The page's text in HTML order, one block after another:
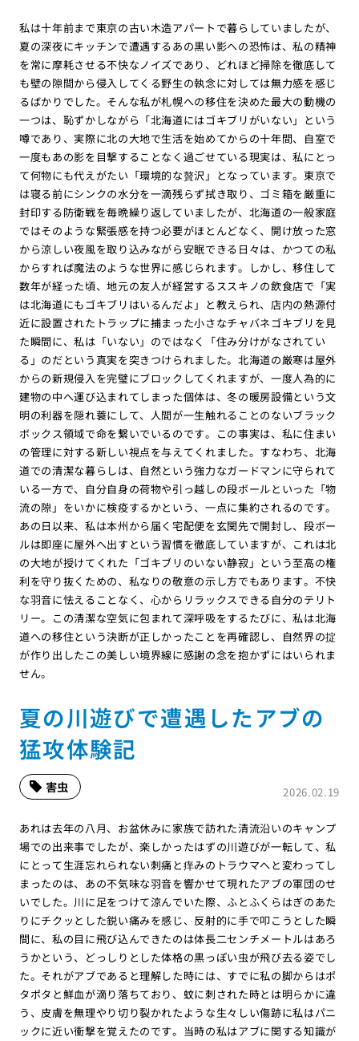
私は十年前まで東京の古い木造アパートで暮らしていましたが、
夏の深夜にキッチンで遭遇するあの黒い影への恐怖は、私の精神
を常に摩耗させる不快なノイズであり、どれほど掃除を徹底して
も壁の隙間から侵入してくる野生の執念に対しては無力感を感じ
るばかりでした。そんな私が札幌への移住を決めた最大の動機の
一つは、恥ずかしながら「北海道にはゴキブリがいない」という
噂であり、実際に北の大地で生活を始めてからの十年間、自室で
一度もあの影を目撃することなく過ごせている現実は、私にとっ
て何物にも代えがたい「環境的な贅沢」となっています。東京で
は寝る前にシンクの水分を一滴残らず拭き取り、ゴミ箱を厳重に
封印する防衛戦を毎晩繰り返していましたが、北海道の一般家庭
ではそのような緊張感を持つ必要がほとんどなく、開け放った窓
から涼しい夜風を取り込みながら安眠できる日々は、かつての私
からすれば魔法のような世界に感じられます。しかし、移住して
数年が経った頃、地元の友人が経営するススキノの飲食店で「実
は北海道にもゴキブリはいるんだよ」と教えられ、店内の熱源付
近に設置されたトラップに捕まった小さなチャバネゴキブリを見
た瞬間に、私は「いない」のではなく「住み分けがなされてい
る」のだという真実を突きつけられました。北海道の厳寒は屋外
からの新規侵入を完璧にブロックしてくれますが、一度人為的に
建物の中へ運び込まれてしまった個体は、冬の暖房設備という文
明の利器を隠れ蓑にして、人間が一生触れることのないブラック
ボックス領域で命を繋いでいるのです。この事実は、私に住まい
の管理に対する新しい視点を与えてくれました。すなわち、北海
道での清潔な暮らしは、自然という強力なガードマンに守られて
いる一方で、自分自身の荷物や引っ越しの段ボールといった「物
流の隙」をいかに検疫するかという、一点に集約されるのです。
あの日以来、私は本州から届く宅配便を玄関先で開封し、段ボー
ルは即座に屋外へ出すという習慣を徹底していますが、これは北
の大地が授けてくれた「ゴキブリのいない静寂」という至高の権
利を守り抜くための、私なりの敬意の示し方でもあります。不快
な羽音に怯えることなく、心からリラックスできる自分のテリト
リー。この清潔な空気に包まれて深呼吸をするたびに、私は北海
道への移住という決断が正しかったことを再確認し、自然界の掟
が作り出したこの美しい境界線に感謝の念を抱かずにはいられま
せん。
夏の川遊びで遭遇したアブの
猛攻体験記
2026.02.19
害虫
あれは去年の八月、お盆休みに家族で訪れた清流沿いのキャンプ
場での出来事でしたが、楽しかったはずの川遊びが一転して、私
にとって生涯忘れられない刺痛と痒みのトラウマへと変わってし
まったのは、あの不気味な羽音を響かせて現れたアブの軍団のせ
いでした。川に足をつけて涼んでいた際、ふとふくらはぎのあた
りにチクッとした鋭い痛みを感じ、反射的に手で叩こうとした瞬
間に、私の目に飛び込んできたのは体長二センチメートルはあろ
うかという、どっしりとした体格の黒っぽい虫が飛び去る姿でし
た。それがアブであると理解した時には、すでに私の脚からはポ
タポタと鮮血が滴り落ちており、蚊に刺された時とは明らかに違
う、皮膚を無理やり切り裂かれたような生々しい傷跡に私はパニ
ックに近い衝撃を覚えたのです。当時の私はアブに関する知識が